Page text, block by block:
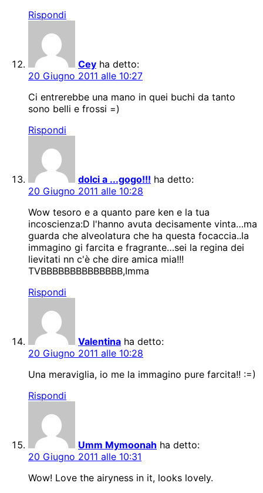
Rispondi
Cey ha detto:
20 Giugno 2011 alle 10:27
Ci entrerebbe una mano in quei buchi da tanto
sono belli e frossi =)
Rispondi
dolci a ...gogo!!! ha detto:
20 Giugno 2011 alle 10:28
Wow tesoro e a quanto pare ken e la tua
incoscienza:D l'hanno avuta decisamente vinta…ma
guarda che alveolatura che ha questa focaccia..la
immagino gi farcita e fragrante…sei la regina dei
lievitati nn c'è che dire amica mia!!!
TVBBBBBBBBBBBBBB,Imma
Rispondi
Valentina ha detto:
20 Giugno 2011 alle 10:28
Una meraviglia, io me la immagino pure farcita!! :=)
Rispondi
Umm Mymoonah ha detto:
20 Giugno 2011 alle 10:31
Wow! Love the airyness in it, looks lovely.